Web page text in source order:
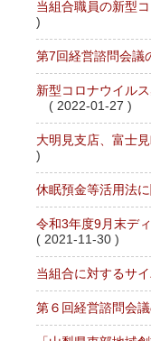
当組合職員の新型
)
第7回経営諮問会議
新型コロナウイル
( 2022-01-27 )
大明見支店、富士
)
休眠預金等活用法
令和3年度9月末デ
( 2021-11-30 )
当組合に対するサ
第６回経営諮問会